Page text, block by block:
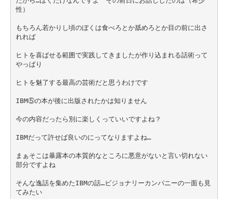
性）
もちろん若かりし頃のぼくは食べろとか舐めろとか目の前に出さ
れれば
ヒトを喜ばせる範囲で実践してきましたが作り込まれる話術って
やっぱり
ヒトを魅了する最高の芸術だと思うわけです
IBM⑤の本が後に出版されたかは知りません
今の内容だったら別に楽しくっていいですよね？
IBMだって許せば良いのにってなりますよね…
まぁそこは暴露本の本質的なところに悪意がないと言い切れない
部分ですよね
そんな逸話を集めたIBMの話…ビジョナリーカンパニーの一面も見
てみたい